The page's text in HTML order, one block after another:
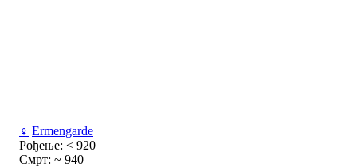
♀ Ermengarde
Рођење: < 920
Смрт: ~ 940